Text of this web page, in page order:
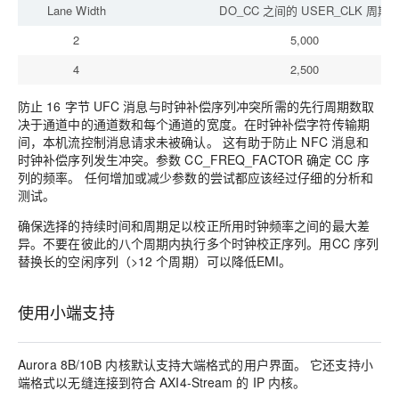
Lane Width
DO_CC 之间的 USER_CLK 周期
2
5,000
4
2,500
防止 16 字节 UFC 消息与时钟补偿序列冲突所需的先行周期数取
决于通道中的通道数和每个通道的宽度。在时钟补偿字符传输期
间，本机流控制消息请求未被确认。 这有助于防止 NFC 消息和
时钟补偿序列发生冲突。参数 CC_FREQ_FACTOR 确定 CC 序
列的频率。 任何增加或减少参数的尝试都应该经过仔细的分析和
测试。
确保选择的持续时间和周期足以校正所用时钟频率之间的最大差
异。不要在彼此的八个周期内执行多个时钟校正序列。用CC 序列
替换长的空闲序列（>12 个周期）可以降低EMI。
使用小端支持
Aurora 8B/10B 内核默认支持大端格式的用户界面。 它还支持小
端格式以无缝连接到符合 AXI4-Stream 的 IP 内核。